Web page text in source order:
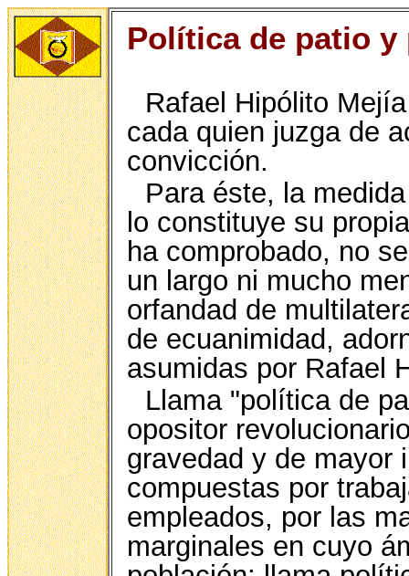
Política de patio
Rafael Hipólito
cada quien juzga de
convicción.
Para éste, la
lo constituye su
ha comprobado, no
un largo ni mucho
orfandad de
de ecuanimidad,
asumidas por Rafael
Llama "política de
opositor
gravedad y de mayor
compuestas por
empleados, por las
marginales en cuyo